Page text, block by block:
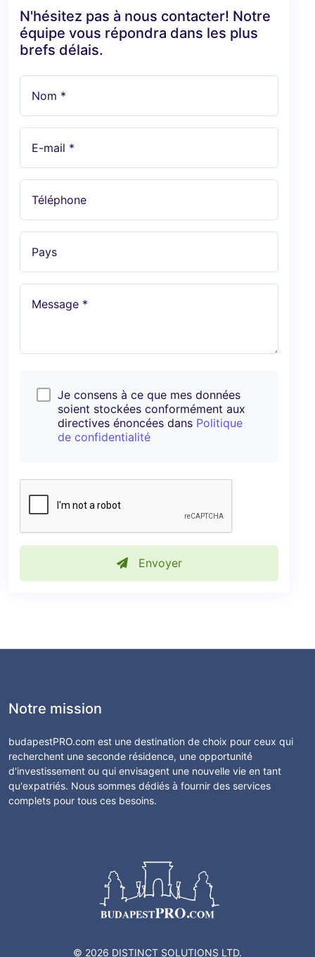
N'hésitez pas à nous contacter! Notre
équipe vous répondra dans les plus
brefs délais.
Nom *
E-mail *
Téléphone
Pays
Message *
Je consens à ce que mes données
soient stockées conformément aux
directives énoncées dans Politique
de confidentialité
Envoyer
Notre mission
budapestPRO.com est une destination de choix pour ceux qui
recherchent une seconde résidence, une opportunité
d'investissement ou qui envisagent une nouvelle vie en tant
qu'expatriés. Nous sommes dédiés à fournir des services
complets pour tous ces besoins.
© 2026 DISTINCT SOLUTIONS LTD.